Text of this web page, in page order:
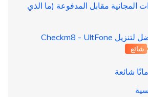
المجانية مقابل المدفوعة (ما الذي
الجزء 6: بديل أفضل لتنزيل Checkm8 - UltFone
شائع
شائعة